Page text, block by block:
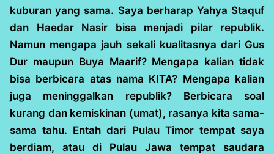
kuburan yang sama. Saya berharap Yahya Staquf
dan Haedar Nasir bisa menjadi pilar republik.
Namun mengapa jauh sekali kualitasnya dari Gus
Dur maupun Buya Maarif? Mengapa kalian tidak
bisa berbicara atas nama KITA? Mengapa kalian
juga meninggalkan republik? Berbicara soal
kurang dan kemiskinan (umat), rasanya kita sama-
sama tahu. Entah dari Pulau Timor tempat saya
berdiam, atau di Pulau Jawa tempat saudara